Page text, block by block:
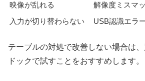
映像が乱れる
解像度ミスマ
入力が切り替わらない
USB認識エラ
テーブルの対処で改善しない場合は
ドックで試すことをおすすめします。